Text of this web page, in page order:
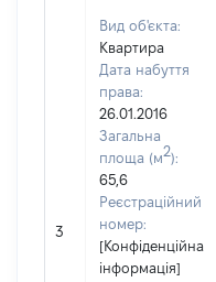
3
Вид об'єкта:
Квартира
Дата набуття
права:
26.01.2016
Загальна
площа (м2):
65,6
Реєстраційний
номер:
[Конфіденційна
інформація]